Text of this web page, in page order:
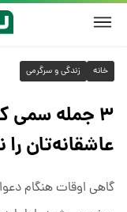
خانه زندگی و سرگرمی
۳ جمله‌ سمی
عاشقانه‌تان را
گاهی اوقات هنگام